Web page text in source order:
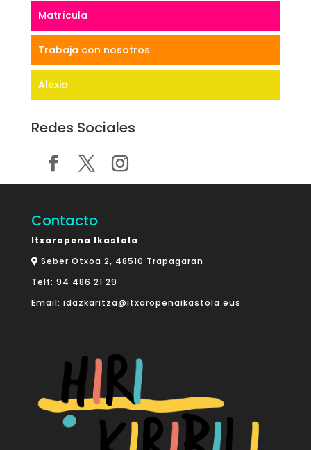
Matrícula
Trabaja con nosotros
Alexia
Redes Sociales
Contacto
Itxaropena Ikastola
Seber Otxoa 2, 48510 Trapagaran
Telf: 94 486 21 29
Email: idazkaritza@itxaropenaikastola.eus